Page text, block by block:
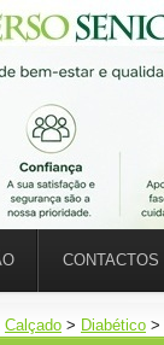
Calçado > Diabético >
CONTACTOS